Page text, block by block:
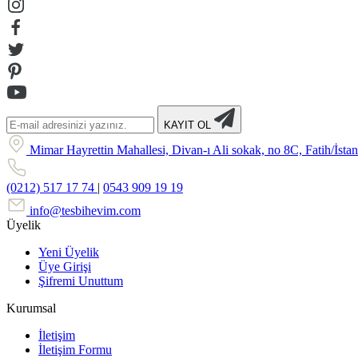
KAYIT OL
Mimar Hayrettin Mahallesi, Divan-ı Ali sokak, no 8C, Fatih/
(0212) 517 17 74 | 0543 909 19 19
info@tesbihevim.com
Üyelik
Yeni Üyelik
Üye Girişi
Şifremi Unuttum
Kurumsal
İletişim
İletişim Formu